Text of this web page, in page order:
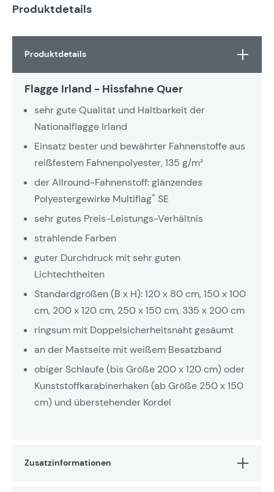
Produktdetails
Produktdetails
Flagge Irland - Hissfahne Quer
sehr gute Qualität und Haltbarkeit der
Nationalflagge Irland
Einsatz bester und bewährter Fahnenstoffe aus
reißfestem Fahnenpolyester, 135 g/m²
der Allround-Fahnenstoff: glänzendes
Polyestergewirke Multiflag® SE
sehr gutes Preis-Leistungs-Verhältnis
strahlende Farben
guter Durchdruck mit sehr guten
Lichtechtheiten
Standardgrößen (B x H): 120 x 80 cm, 150 x 100
cm, 200 x 120 cm, 250 x 150 cm, 335 x 200 cm
ringsum mit Doppelsicherheitsnaht gesäumt
an der Mastseite mit weißem Besatzband
obiger Schlaufe (bis Größe 200 x 120 cm) oder
Kunststoffkarabinerhaken (ab Größe 250 x 150
cm) und überstehender Kordel
Zusatzinformationen